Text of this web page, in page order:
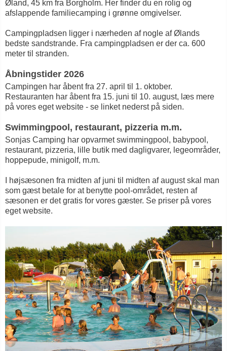
Øland, 45 km fra Borgholm. Her finder du en rolig og
afslappende familiecamping i grønne omgivelser.
Campingpladsen ligger i nærheden af nogle af Ølands
bedste sandstrande. Fra campingpladsen er der ca. 600
meter til stranden.
Åbningstider 2026
Campingen har åbent fra 27. april til 1. oktober.
Restauranten har åbent fra 15. juni til 10. august, læs mere
på vores eget website - se linket nederst på siden.
Swimmingpool, restaurant, pizzeria m.m.
Sonjas Camping har opvarmet swimmingpool, babypool,
restaurant, pizzeria, lille butik med dagligvarer, legeområder,
hoppepude, minigolf, m.m.
I højsæsonen fra midten af juni til midten af august skal man
som gæst betale for at benytte pool-området, resten af
sæsonen er det gratis for vores gæster. Se priser på vores
eget website.